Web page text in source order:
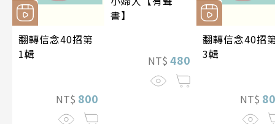
翻轉信念40招第
1輯
NT$ 800
書】
NT$ 480
翻轉信念40招
3輯
NT$